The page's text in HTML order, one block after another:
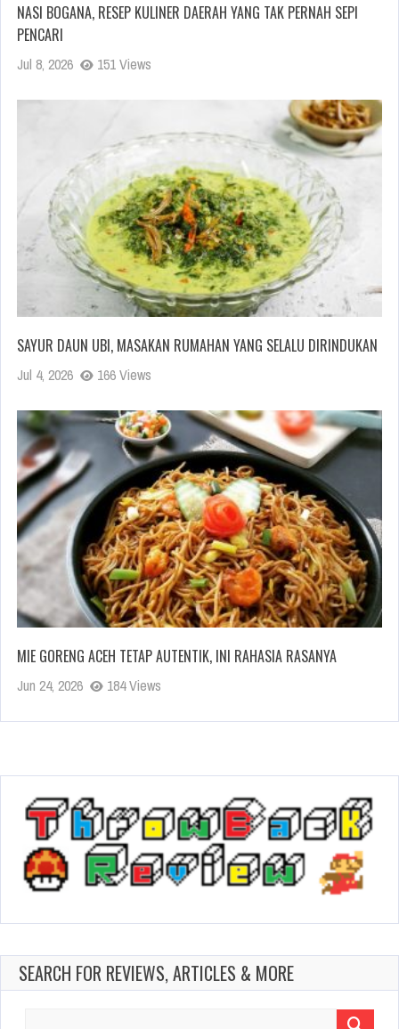
NASI BOGANA, RESEP KULINER DAERAH YANG TAK PERNAH SEPI
PENCARI
Jul 8, 2026 151 Views
SAYUR DAUN UBI, MASAKAN RUMAHAN YANG SELALU DIRINDUKAN
Jul 4, 2026 166 Views
MIE GORENG ACEH TETAP AUTENTIK, INI RAHASIA RASANYA
Jun 24, 2026 184 Views
SEARCH FOR REVIEWS, ARTICLES & MORE